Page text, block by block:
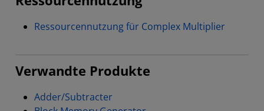
Ressourcennutzung für Complex Multiplier
Verwandte Produkte
Adder/Subtracter